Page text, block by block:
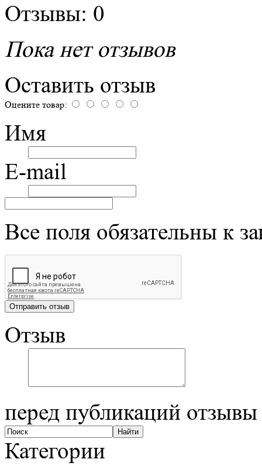
Отзывы: 0
Пока нет отзывов
Оставить отзыв
Оцените товар:
Имя
E-mail
Все поля обязательны к
Отзыв
перед публикаций
Категории